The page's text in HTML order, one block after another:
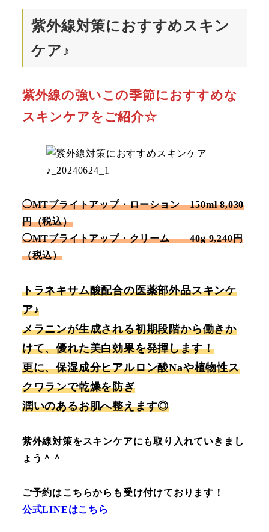
紫外線対策におすすめスキン
ケア♪
紫外線の強いこの季節におすすめな
スキンケアをご紹介☆
◯MTブライトアップ・ローション 150ml 8,030
円（税込）
◯MTブライトアップ・クリーム 40g 9,240円
（税込）
トラネキサム酸配合の医薬部外品スキンケ
ア♪
メラニンが生成される初期段階から働きか
けて、優れた美白効果を発揮します！
更に、保湿成分ヒアルロン酸Naや植物性ス
クワランで乾燥を防ぎ
潤いのあるお肌へ整えます◎
紫外線対策をスキンケアにも取り入れていきまし
ょう＾＾
ご予約はこちらからも受け付けております！
公式LINEはこちら